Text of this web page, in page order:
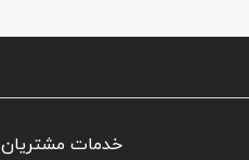
خدمات مشتریان